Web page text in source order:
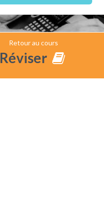
Retour au cours
Réviser